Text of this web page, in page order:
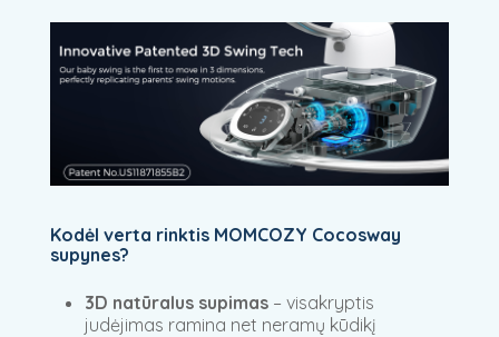
Kodėl verta rinktis MOMCOZY Cocosway
supynes?
3D natūralus supimas – visakryptis
judėjimas ramina net neramų kūdikį